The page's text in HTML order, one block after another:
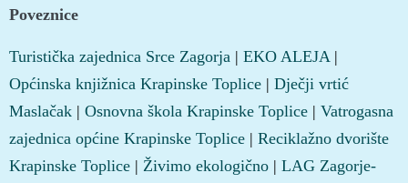
Poveznice
Turistička zajednica Srce Zagorja | EKO ALEJA|
Općinska knjižnica Krapinske Toplice | Dječji vrtić
Maslačak | Osnovna škola Krapinske Toplice | Vatrogasna
zajednica općine Krapinske Toplice | Reciklažno dvorište
Krapinske Toplice | Živimo ekologično | LAG Zagorje-